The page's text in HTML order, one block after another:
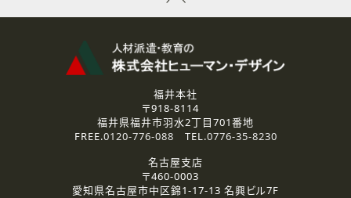
資料送付、受講相談に関するご連絡のために利用いたしま
その他、お問い合わせの内容に回答するために利用いたし
なお、ご連絡手段は、電話・Ｅメールのいずれかの方法とい
2.個人情報の第三者提供
ご提供いただいた個人情報は、法令等の規定に従う場合を除き、
3.個人情報の取り扱いの委託
弊社の定める個人情報保護の評価基準を満たした委託先に、個
福井本社
〒918-8114
福井県福井市羽水2丁目701番地
FREE.0120-776-088 TEL.0776-35-8230
名古屋支店
〒460-0003
愛知県名古屋市中区錦1-17-13 名興ビル7F